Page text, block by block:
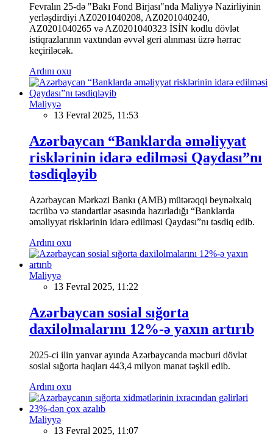
Fevralın 25-də "Bakı Fond Birjası"nda Maliyyə Nazirliyinin
yerləşdirdiyi AZ0201040208, AZ0201040240,
AZ0201040265 və AZ0201040323 İSİN kodlu dövlət
istiqrazlarının vaxtından əvvəl geri alınması üzrə hərrac
keçiriləcək.
Ardını oxu
Maliyyə
13 Fevral 2025, 11:53
Azərbaycan “Banklarda əməliyyat
risklərinin idarə edilməsi Qaydası”nı
təsdiqləyib
Azərbaycan Mərkəzi Bankı (AMB) mütərəqqi beynəlxalq
təcrübə və standartlar əsasında hazırladığı “Banklarda
əməliyyat risklərinin idarə edilməsi Qaydası”nı təsdiq edib.
Ardını oxu
Maliyyə
13 Fevral 2025, 11:22
Azərbaycan sosial sığorta
daxilolmalarını 12%-ə yaxın artırıb
2025-ci ilin yanvar ayında Azərbaycanda məcburi dövlət
sosial sığorta haqları 443,4 milyon manat təşkil edib.
Ardını oxu
Maliyyə
13 Fevral 2025, 11:07